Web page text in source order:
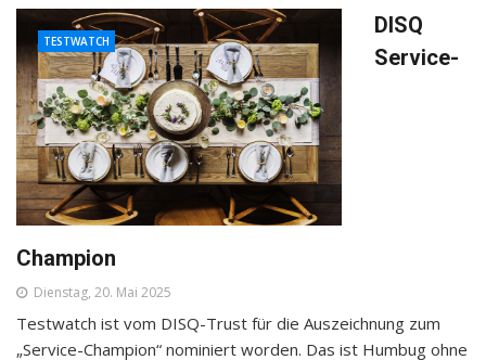
DISQ
Service-
Champion
TESTWATCH
Dienstag, 20. Mai 2025
Testwatch ist vom DISQ-Trust für die Auszeichnung zum
„Service-Champion“ nominiert worden. Das ist Humbug ohne